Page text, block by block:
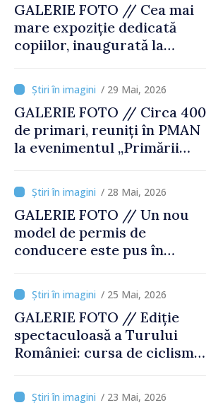
GALERIE FOTO // Cea mai
mare expoziție dedicată
copiilor, inaugurată la
/ 29 Mai, 2026
GALERIE FOTO // Circa 400
de primari, reuniți în PMAN
la evenimentul „Primării
Dezvoltate” . Premierul
interimar al României,
invitat special
/ 28 Mai, 2026
GALERIE FOTO // Un nou
model de permis de
conducere este pus în
Moldova
/ 25 Mai, 2026
GALERIE FOTO // Ediție
spectaculoasă a Turului
României: cursa de ciclism
Chișinăul de București
/ 23 Mai, 2026